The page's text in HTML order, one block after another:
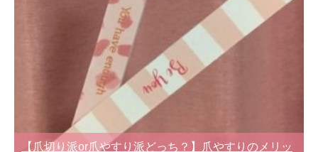
【爪切り派or爪やすり派どっち？】爪やすりのメリッ